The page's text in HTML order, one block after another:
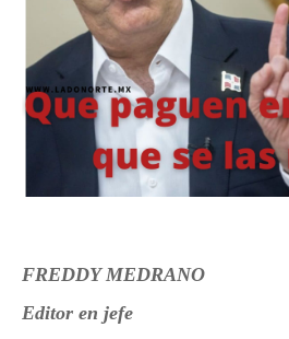
FREDDY MEDRANO
Editor en jefe